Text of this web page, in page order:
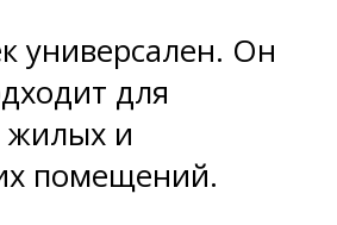
универсален. Он
для
и
помещений.